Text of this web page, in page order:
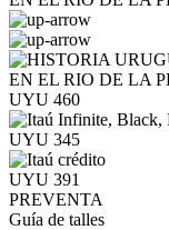
UYU 460
UYU 345
UYU 391
PREVENTA
Guía de talles